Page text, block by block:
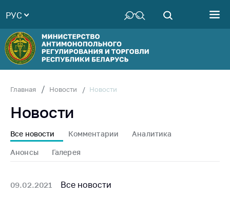
Руководство
Структура
Министерства
Территориальные
Законодательство
Антикоррупционная
деятельность
совет
РУС
Главная Новости Новости
Новости
Все новости Комментарии Аналитика
Анонсы Галерея
09.02.2021 Все новости